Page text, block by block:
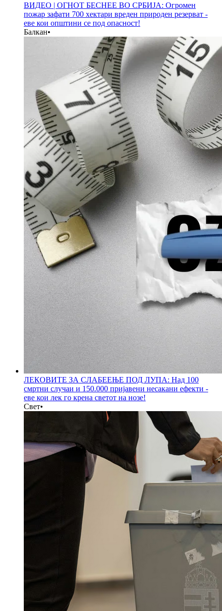
ВИДЕО | ОГНОТ БЕСНЕЕ ВО СРБИЈА: Огромен
пожар зафати 700 хектари вреден природен резерват -
еве кои општини се под опасност!
Балкан•
ЛЕКОВИТЕ ЗА СЛАБЕЕЊЕ ПОД ЛУПА: Над 100
смртни случаи и 150.000 пријавени несакани ефекти -
еве кои лек го крена светот на нозе!
Свет•